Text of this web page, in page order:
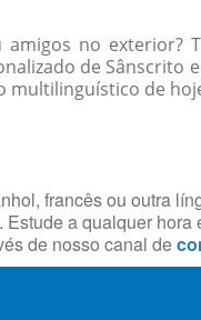
no exterior?
de
multilinguístico de
francês ou outra
a qualquer
de nosso canal de